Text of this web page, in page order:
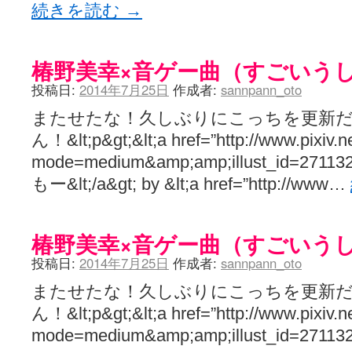
続きを読む →
椿野美幸×音ゲー曲（すごいう
投稿日: 2014年7月25日 作成者: sannpann_oto
またせたな！久しぶりにこっちを更新
ん！&lt;p&gt;&lt;a href=”http://
もー&lt;/a&gt; by &lt;a href=”http://www…
椿野美幸×音ゲー曲（すごいう
投稿日: 2014年7月25日 作成者: sannpann_oto
またせたな！久しぶりにこっちを更新
ん！&lt;p&gt;&lt;a href=”http://